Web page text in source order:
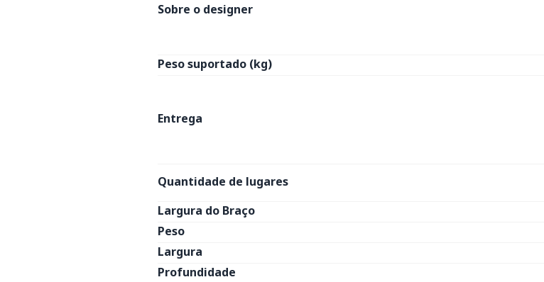
Sobre o designer
Peso suportado (kg)
Entrega
Quantidade de lugares
Largura do Braço
Peso
Largura
Profundidade